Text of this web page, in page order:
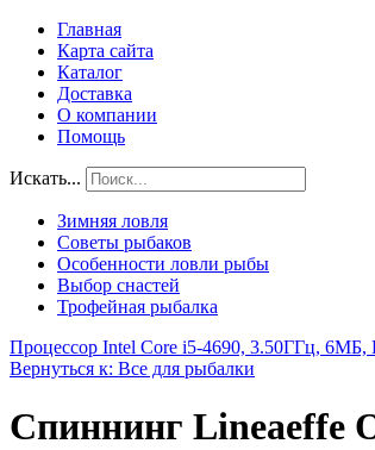
Главная
Карта сайта
Каталог
Доставка
О компании
Помощь
Искать...
Зимняя ловля
Советы рыбаков
Особенности ловли рыбы
Выбор снастей
Трофейная рыбалка
Процессор Intel Core i5-4690, 3.50ГГц,
Вернуться к: Все для рыбалки
Спиннинг Lineaeffe